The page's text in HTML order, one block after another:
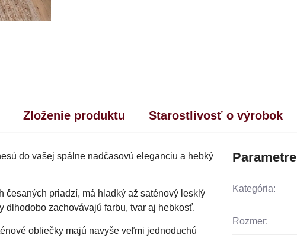
Zloženie produktu Starostlivosť o výrobok
do vašej spálne nadčasovú eleganciu a hebký
česaných priadzí, má hladký až saténový lesklý
dlhodobo zachovávajú farbu, tvar aj hebkosť.
obliečky majú navyše veľmi jednoduchú
Parametre
Kategória:
Rozmer: